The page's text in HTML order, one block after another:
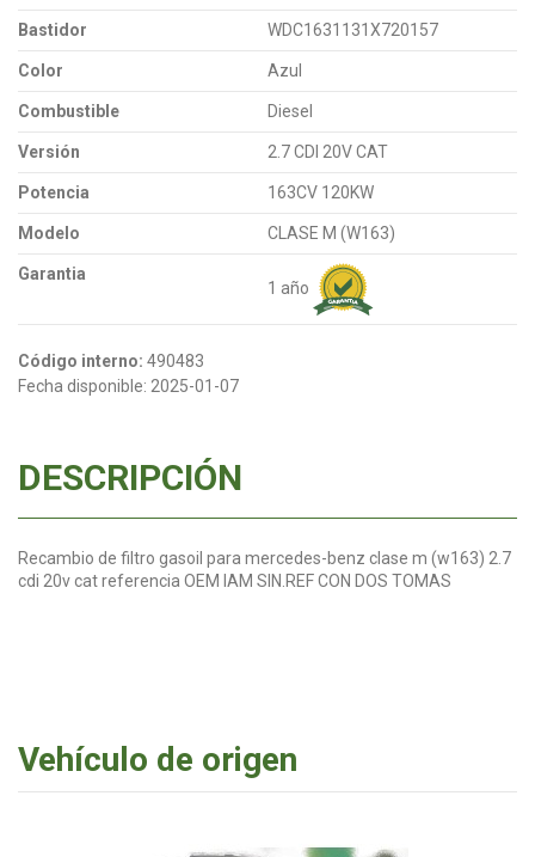
Bastidor WDC1631131X720157
Color Azul
Combustible Diesel
Versión 2.7 CDI 20V CAT
Potencia 163CV 120KW
Modelo CLASE M (W163)
Garantia
1 año
Código interno: 490483
Fecha disponible: 2025-01-07
DESCRIPCIÓN
Recambio de filtro gasoil para mercedes-benz clase m (w163) 2.7
cdi 20v cat referencia OEM IAM SIN.REF CON DOS TOMAS
Vehículo de origen